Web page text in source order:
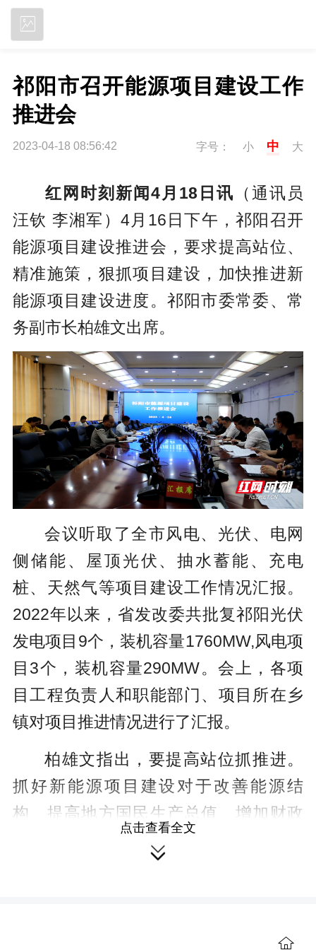
祁阳市召开能源项目建设工作
推进会
2023-04-18 08:56:42 字号： 小 中 大
红网时刻新闻4月18日讯 （通讯员
汪钦 李湘军）4月16日下午，祁阳召开
能源项目建设推进会，要求提高站位、
精准施策，狠抓项目建设，加快推进新
能源项目建设进度。祁阳市委常委、常
务副市长柏雄文出席。
会议听取了全市风电、光伏、电网
侧储能、屋顶光伏、抽水蓄能、充电
桩、天然气等项目建设工作情况汇报。
2022年以来，省发改委共批复祁阳光伏
发电项目9个，装机容量1760MW,风电项
目3个，装机容量290MW。会上，各项
目工程负责人和职能部门、项目所在乡
镇对项目推进情况进行了汇报。
柏雄文指出，要提高站位抓推进。
抓好新能源项目建设对于改善能源结
构、提高地方国民生产总值、增加财政
收入等具有重要意义。各级各部门要高
度重视，提高站位，全力抓好项目建设
点击查看全文
